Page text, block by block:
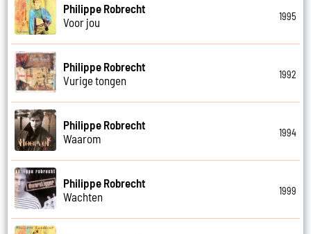
Philippe Robrecht
Voor jou
1995
Philippe Robrecht
Vurige tongen
1992
Philippe Robrecht
Waarom
1994
Philippe Robrecht
Wachten
1999